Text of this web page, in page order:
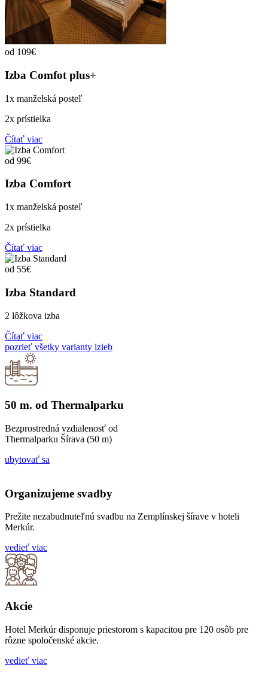
od 109€
Izba Comfot plus+
1x manželská posteľ
2x prístielka
Čítať viac
od 99€
Izba Comfort
1x manželská posteľ
2x prístielka
Čítať viac
od 55€
Izba Standard
2 lôžkova izba
Čítať viac
pozrieť všetky varianty izieb
50 m. od Thermalparku
Bezprostredná vzdialenosť od
Thermalparku Šírava (50 m)
ubytovať sa
Organizujeme svadby
Prežite nezabudnuteľnú svadbu na Zemplínskej šírave v hoteli
Merkúr.
vedieť viac
Akcie
Hotel Merkúr disponuje priestorom s kapacitou pre 120 osôb pre
rôzne spoločenské akcie.
vedieť viac